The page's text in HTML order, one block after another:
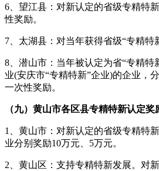
6、望江县：对新认定的省级专精特
性奖励。
7、太湖县：对当年获得省级“专精特
8、潜山市：当年被认定为省“专精特
业(安庆市“专精特新”企业)的企业，
一次性奖励。
（九）黄山市各区县专精特新认定奖
1、黄山市：对新认定的省级专精特
业分别奖励10万元、5万元。
2、黄山区：支持专精特新发展。对